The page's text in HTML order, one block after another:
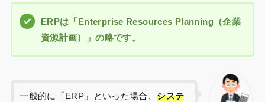
ERPは「Enterprise Resources Planning（企業
資源計画）」の略です。
一般的に「ERP」といった場合、システ